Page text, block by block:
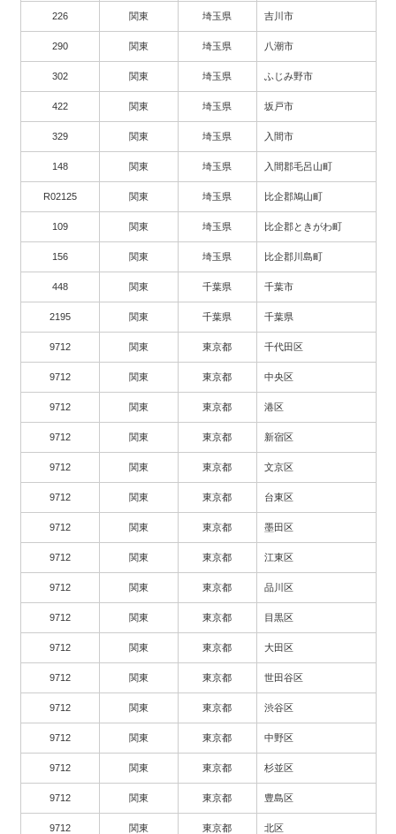
226 関東 埼玉県 吉川市
290 関東 埼玉県 八潮市
302 関東 埼玉県 ふじみ野市
422 関東 埼玉県 坂戸市
329 関東 埼玉県 入間市
148 関東 埼玉県 入間郡毛呂山町
R02125 関東 埼玉県 比企郡鳩山町
109 関東 埼玉県 比企郡ときがわ町
156 関東 埼玉県 比企郡川島町
448 関東 千葉県 千葉市
2195 関東 千葉県 千葉県
9712 関東 東京都 千代田区
9712 関東 東京都 中央区
9712 関東 東京都 港区
9712 関東 東京都 新宿区
9712 関東 東京都 文京区
9712 関東 東京都 台東区
9712 関東 東京都 墨田区
9712 関東 東京都 江東区
9712 関東 東京都 品川区
9712 関東 東京都 目黒区
9712 関東 東京都 大田区
9712 関東 東京都 世田谷区
9712 関東 東京都 渋谷区
9712 関東 東京都 中野区
9712 関東 東京都 杉並区
9712 関東 東京都 豊島区
9712 関東 東京都 北区